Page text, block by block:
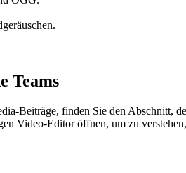
Teams
Beiträge, finden Sie den Abschnitt,
Video-Editor öffnen, um zu